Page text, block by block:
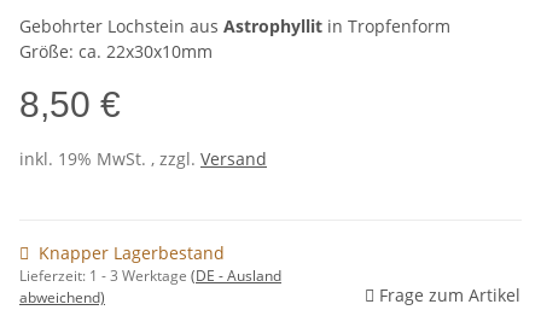
Gebohrter Lochstein aus Astrophyllit in Tropfenform
Größe: ca. 22x30x10mm
8,50 €
inkl. 19% MwSt. , zzgl. Versand
Knapper Lagerbestand
Lieferzeit: 1 - 3 Werktage (DE - Ausland
abweichend)
Frage zum Artikel